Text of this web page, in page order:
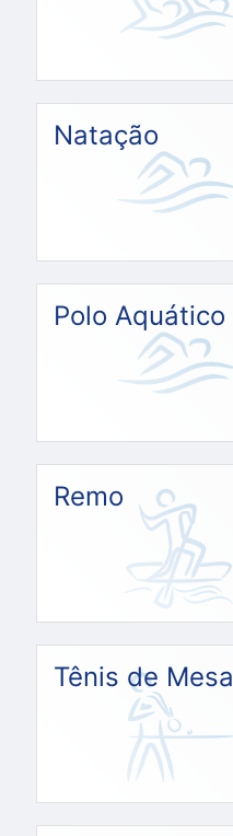
Natação
Polo Aquático
Remo
Tênis de Mesa